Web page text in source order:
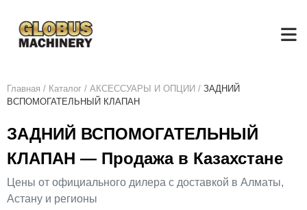
Главная / Каталог / АКСЕСCУАРЫ И ОПЦИИ / ЗАДНИЙ
ВСПОМОГАТЕЛЬНЫЙ КЛАПАН
ЗАДНИЙ ВСПОМОГАТЕЛЬНЫЙ
КЛАПАН — Продажа в Казахстане
Цены от официального дилера с доставкой в Алматы,
Астану и регионы